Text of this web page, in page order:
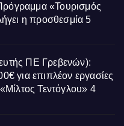
«Τουρισμός
η προσθεσμία 5
ΠΕ Γρεβενών):
για επιπλέον εργασίες
Τεντόγλου» 4